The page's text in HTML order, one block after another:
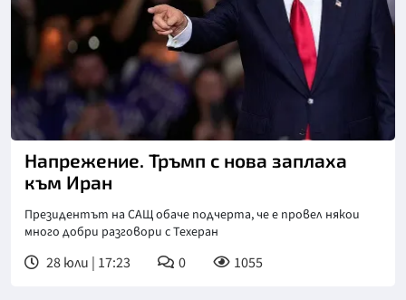
Снимка: АП/БТА
Напрежение. Тръмп с нова заплаха
към Иран
Президентът на САЩ обаче подчерта, че е провел някои
много добри разговори с Техеран
28 юли | 17:23 0 1055